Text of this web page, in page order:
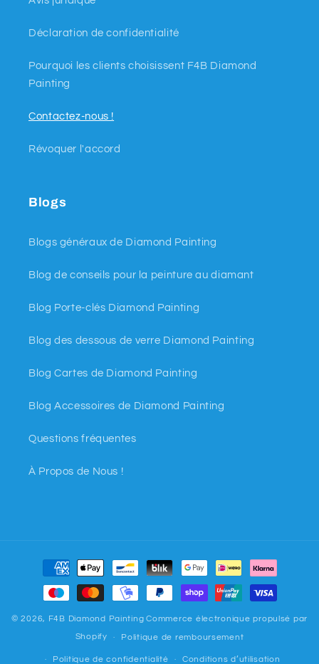
Déclaration de confidentialité
Pourquoi les clients choisissent F4B Diamond
Painting
Contactez-nous !
Révoquer l'accord
Blogs
Blogs généraux de Diamond Painting
Blog de conseils pour la peinture au diamant
Blog Porte-clés Diamond Painting
Blog des dessous de verre Diamond Painting
Blog Cartes de Diamond Painting
Blog Accessoires de Diamond Painting
Questions fréquentes
À Propos de Nous !
Moyens
paiement
© 2026, F4B Diamond Painting Commerce électronique propulsé par
Shopify Politique de remboursement
Politique de confidentialité Conditions d’utilisation